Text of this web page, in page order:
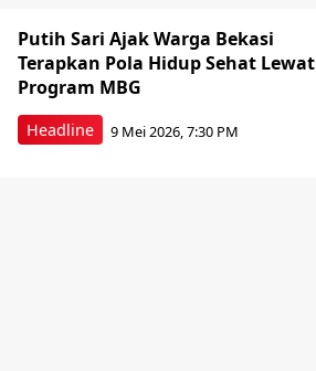
Headline
Putih Sari Ajak Warga Bekasi
Terapkan Pola Hidup Sehat Lewat
Program MBG
9 Mei 2026, 7:30 PM